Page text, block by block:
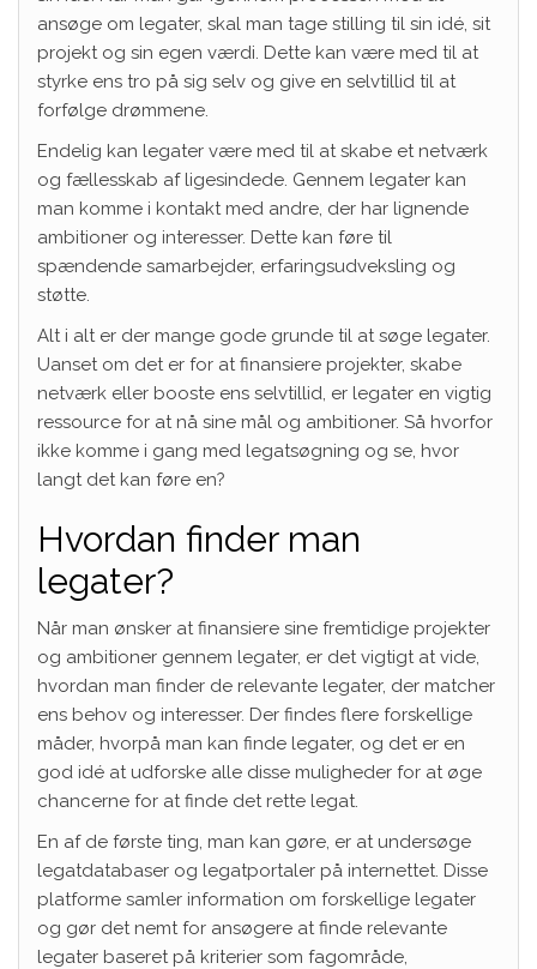
ansøge om legater, skal man tage stilling til sin idé, sit
projekt og sin egen værdi. Dette kan være med til at
styrke ens tro på sig selv og give en selvtillid til at
forfølge drømmene.
Endelig kan legater være med til at skabe et netværk
og fællesskab af ligesindede. Gennem legater kan
man komme i kontakt med andre, der har lignende
ambitioner og interesser. Dette kan føre til
spændende samarbejder, erfaringsudveksling og
støtte.
Alt i alt er der mange gode grunde til at søge legater.
Uanset om det er for at finansiere projekter, skabe
netværk eller booste ens selvtillid, er legater en vigtig
ressource for at nå sine mål og ambitioner. Så hvorfor
ikke komme i gang med legatsøgning og se, hvor
langt det kan føre en?
Hvordan finder man
legater?
Når man ønsker at finansiere sine fremtidige projekter
og ambitioner gennem legater, er det vigtigt at vide,
hvordan man finder de relevante legater, der matcher
ens behov og interesser. Der findes flere forskellige
måder, hvorpå man kan finde legater, og det er en
god idé at udforske alle disse muligheder for at øge
chancerne for at finde det rette legat.
En af de første ting, man kan gøre, er at undersøge
legatdatabaser og legatportaler på internettet. Disse
platforme samler information om forskellige legater
og gør det nemt for ansøgere at finde relevante
legater baseret på kriterier som fagområde,